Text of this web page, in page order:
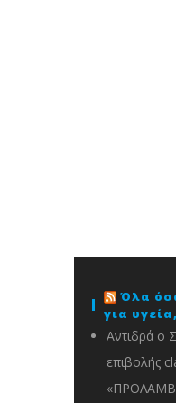
Όλα
για
Αντιδρά ο
επιβολής